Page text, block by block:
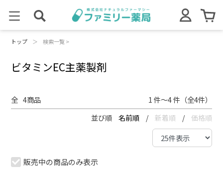
トップ ＞ 検索一覧 >
ビタミンEC主薬製剤
全 4商品 1 件～4 件（全4件）
並び順 名前順 / 新着順 / 価格順
販売中の商品のみ表示